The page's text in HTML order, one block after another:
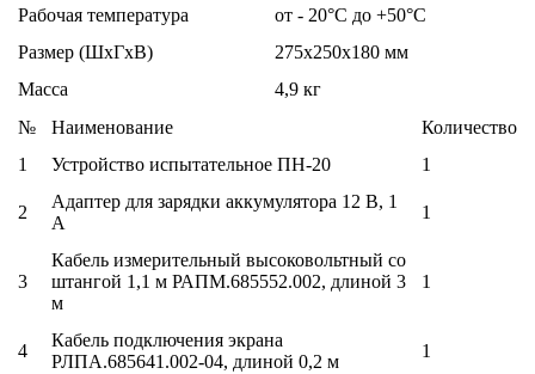
Рабочая температура
от - 20°С до +50°С
Размер (ШхГхВ)
275х250х180 мм
Масса
4,9 кг
№
Наименование
Количество
1
Устройство испытательное ПН-20 1
2
Адаптер для зарядки аккумулятора 12 В, 1
А
1
3
Кабель измерительный высоковольтный со
штангой 1,1 м РАПМ.685552.002, длиной 3
м
1
4
Кабель подключения экрана
РЛПА.685641.002-04, длиной 0,2 м
1